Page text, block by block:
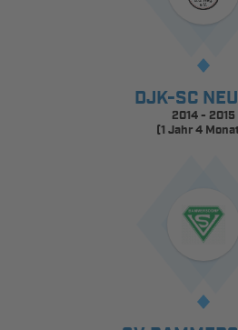
DJK-SC
2014 - 2015
(1 Jahr 4